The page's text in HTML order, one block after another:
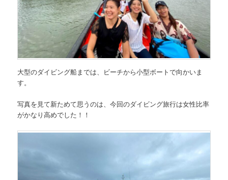
大型のダイビング船までは、ビーチから小型ボートで向かいま
す。
写真を見て新ためて思うのは、今回のダイビング旅行は女性比率
がかなり高めでした！！